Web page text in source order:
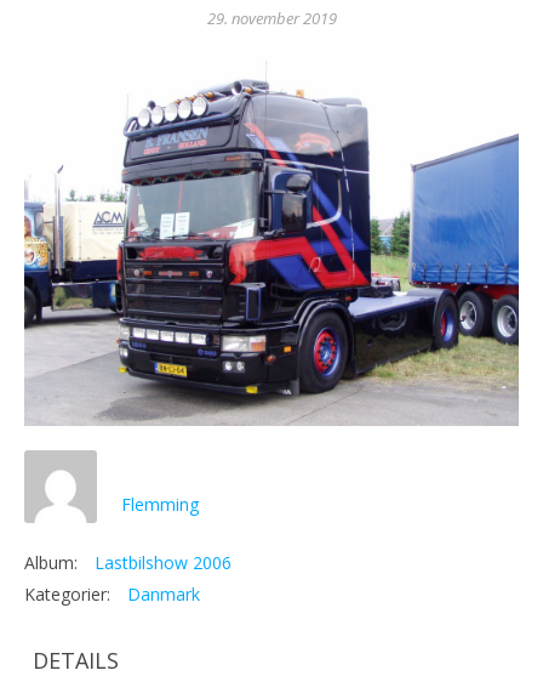
29. november 2019
Flemming
Album:
Lastbilshow 2006
Kategorier:
Danmark
DETAILS